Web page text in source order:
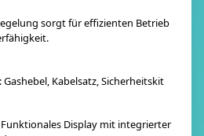
sorgt für effizienten Betrieb
Gashebel, Kabelsatz, Sicherheitskit
Display mit integrierter